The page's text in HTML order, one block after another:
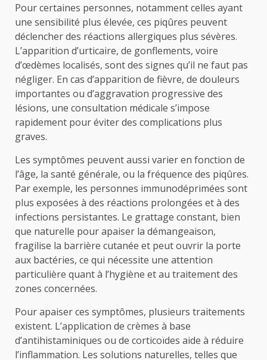
Pour certaines personnes, notamment celles ayant
une sensibilité plus élevée, ces piqûres peuvent
déclencher des réactions allergiques plus sévères.
L’apparition d’urticaire, de gonflements, voire
d’œdèmes localisés, sont des signes qu’il ne faut pas
négliger. En cas d’apparition de fièvre, de douleurs
importantes ou d’aggravation progressive des
lésions, une consultation médicale s’impose
rapidement pour éviter des complications plus
graves.
Les symptômes peuvent aussi varier en fonction de
l’âge, la santé générale, ou la fréquence des piqûres.
Par exemple, les personnes immunodéprimées sont
plus exposées à des réactions prolongées et à des
infections persistantes. Le grattage constant, bien
que naturelle pour apaiser la démangeaison,
fragilise la barrière cutanée et peut ouvrir la porte
aux bactéries, ce qui nécessite une attention
particulière quant à l’hygiène et au traitement des
zones concernées.
Pour apaiser ces symptômes, plusieurs traitements
existent. L’application de crèmes à base
d’antihistaminiques ou de corticoïdes aide à réduire
l’inflammation. Les solutions naturelles, telles que